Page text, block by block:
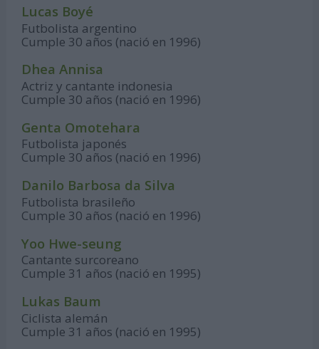
Lucas Boyé
Futbolista argentino
Cumple 30 años (nació en 1996)
Dhea Annisa
Actriz y cantante indonesia
Cumple 30 años (nació en 1996)
Genta Omotehara
Futbolista japonés
Cumple 30 años (nació en 1996)
Danilo Barbosa da Silva
Futbolista brasileño
Cumple 30 años (nació en 1996)
Yoo Hwe-seung
Cantante surcoreano
Cumple 31 años (nació en 1995)
Lukas Baum
Ciclista alemán
Cumple 31 años (nació en 1995)